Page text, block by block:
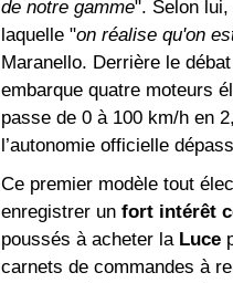
de notre gamme". Selon lui,
laquelle "on réalise qu'on
Maranello. Derrière le
embarque quatre moteurs
passe de 0 à 100 km/h en
l’autonomie officielle
Ce premier modèle tout
enregistrer un fort intérêt
poussés à acheter la Luce
carnets de commandes à